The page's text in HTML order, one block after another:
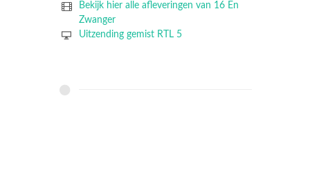
Bekijk hier alle afleveringen van 16 En
Zwanger
Uitzending gemist RTL 5